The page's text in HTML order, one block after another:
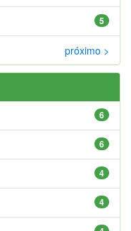
5
próximo >
6
6
4
4